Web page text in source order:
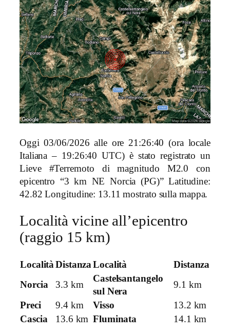
Oggi 03/06/2026 alle ore 21:26:40 (ora locale
Italiana – 19:26:40 UTC) è stato registrato un
Lieve #Terremoto di magnitudo M2.0 con
epicentro “3 km NE Norcia (PG)” Latitudine:
42.82 Longitudine: 13.11 mostrato sulla mappa.
Località vicine all’epicentro
(raggio 15 km)
LocalitàDistanzaLocalità
Distanza
Norcia
3.3 km
Castelsantangelo
sul Nera
9.1 km
Preci
9.4 km Visso
13.2 km
Cascia
13.6 km Fluminata 14.1 km